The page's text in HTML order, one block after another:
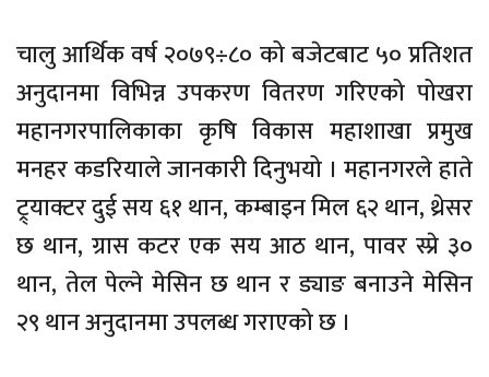
चालु आर्थिक वर्ष २०७९÷८० को बजेटबाट ५० प्रतिशत
अनुदानमा विभिन्न उपकरण वितरण गरिएको पोखरा
महानगरपालिकाका कृषि विकास महाशाखा प्रमुख
मनहर कडरियाले जानकारी दिनुभयो । महानगरले हाते
ट्र्याक्टर दुई सय ६१ थान, कम्बाइन मिल ६२ थान, थ्रेसर
छ थान, ग्रास कटर एक सय आठ थान, पावर स्प्रे ३०
थान, तेल पेल्ने मेसिन छ थान र ड्याङ बनाउने मेसिन
२९ थान अनुदानमा उपलब्ध गराएको छ ।